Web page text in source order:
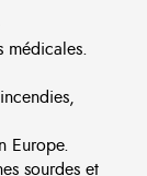
médicales.
Europe.
sourdes et